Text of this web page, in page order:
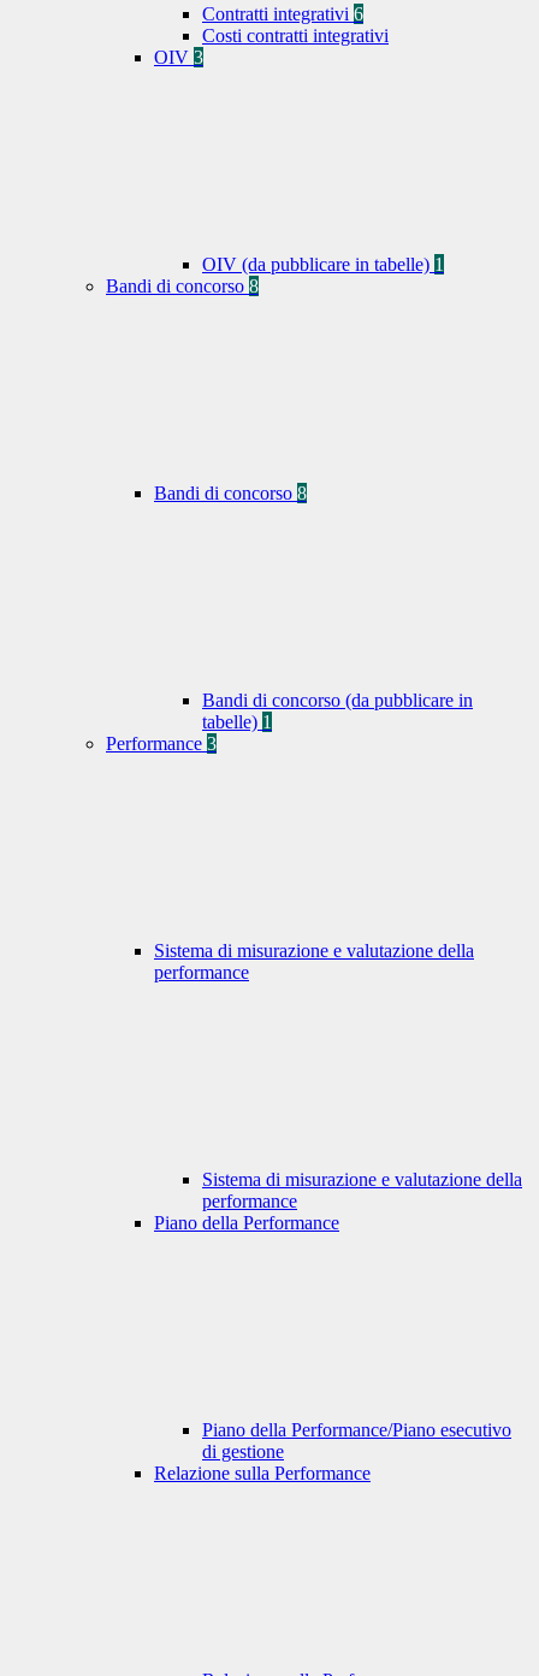
Contratti integrativi 6
Costi contratti integrativi
OIV 3
OIV (da pubblicare in tabelle) 1
Bandi di concorso 8
Bandi di concorso 8
Bandi di concorso (da pubblicare in
tabelle) 1
Performance 3
Sistema di misurazione e valutazione della
performance
Sistema di misurazione e valutazione della
performance
Piano della Performance
Piano della Performance/Piano esecutivo
di gestione
Relazione sulla Performance